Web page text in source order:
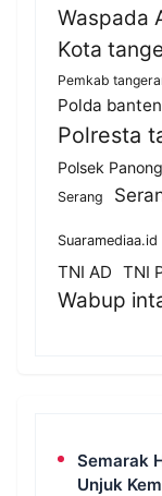
Waspada
Kota
Pemkab
Polda banten
Polresta
Polsek
Serang
Suaramediaa.id
TNI AD TNI
Wabup
Semarak
Unjuk